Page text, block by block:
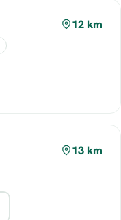
12 km
13 km